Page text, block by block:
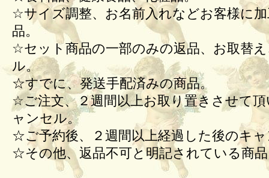
☆サイズ調整、お名前入れなどお客様に
品。
☆セット商品の一部のみの返品、お取替
ル。
☆すでに、発送手配済みの商品。
☆ご注文、２週間以上お取り置きさせて
ャンセル。
☆ご予約後、２週間以上経過した後のキ
☆その他、返品不可と明記されている商